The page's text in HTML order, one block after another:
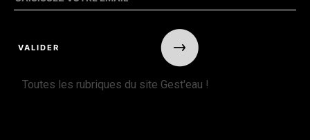
Toutes les rubriques du site Gest'eau !